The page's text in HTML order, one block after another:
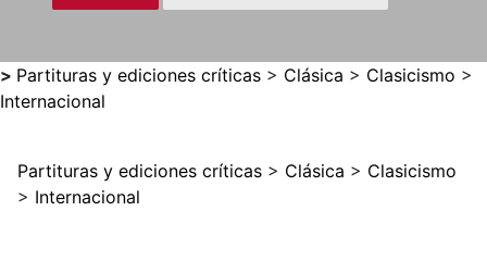
> Partituras y ediciones críticas > Clásica > Clasicismo >
Internacional
Partituras y ediciones críticas > Clásica > Clasicismo
> Internacional